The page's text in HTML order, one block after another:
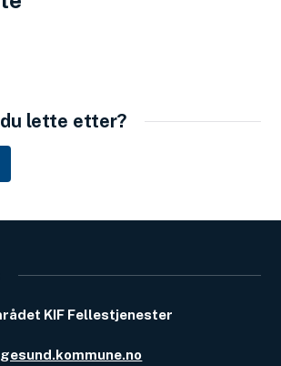
lette etter?
KIF Fellestjenester